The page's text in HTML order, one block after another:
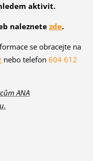
aktivit.
naleznete zde.
se obracejte na
nebo telefon 604 612
ANA